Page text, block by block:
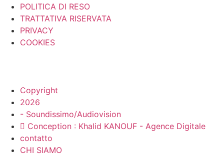
POLITICA DI RESO
TRATTATIVA RISERVATA
PRIVACY
COOKIES
Copyright
2026
- Soundissimo/Audiovision
Conception : Khalid KANOUF - Agence Digitale
contatto
CHI SIAMO